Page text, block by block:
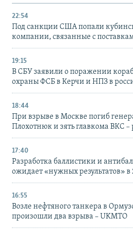
22:54
Под санкции США попали
компании, связанные с
19:15
В СБУ заявили о поражении
охраны ФСБ в Керчи и НПЗ в
18:44
При взрыве в Москве погиб
Плохотнюк и зять главкома ВКС
17:40
Разработка баллистики и
ожидает «нужных результатов» в
16:55
Возле нефтяного танкера в
произошли два взрыва – UKMTO